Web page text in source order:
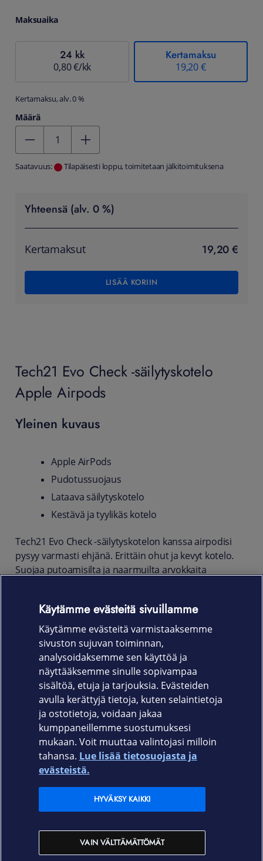
Maksuaika
24 kk
0,80 €/kk
Kertamaksu
19,20 €
Kertamaksu, alv. 0 %
Määrä
Saatavuus: Tilapäisesti loppu, toimitetaan jälkitoimituksena
Yhteensä (alv. 0 %)
Kertamaksut 19,20 €
LISÄÄ KORIIN
Tech21 Evo Check -säilytyskotelo
Apple Airpods
Yleinen kuvaus
Apple AirPods
Pudotussuojaus
Lataava säilytyskotelo
Kestävä ja tyylikäs kotelo
Tech21 Evo Check -säilytyskotelon kanssa airpodisi
pysyy varmasti ehjänä. Erittäin ohut ja kevyt kotelo.
Suojaa putoamisilta ja naarmuilta arvokkaita
Tuotekoodit
T21-8207 (indigo)
T21-8206 (musta)
T21-8208 (violetti)
Elisa.fi
Elisan myymälät
Käytämme evästeitä sivuillamme
Käytämme evästeitä varmistaaksemme
sivuston sujuvan toiminnan,
analysoidaksemme sen käyttöä ja
näyttääksemme sinulle sopivampaa
sisältöä, etuja ja tarjouksia. Evästeiden
avulla kerättyjä tietoja, kuten selaintietoja
ja ostotietoja, voidaan jakaa
kumppaneillemme suostumuksesi
mukaan. Voit muuttaa valintojasi milloin
tahansa. Lue lisää tietosuojasta ja
evästeistä.
VAIN VÄLTTÄMÄTTÖMÄT
HYVÄKSY KAIKKI